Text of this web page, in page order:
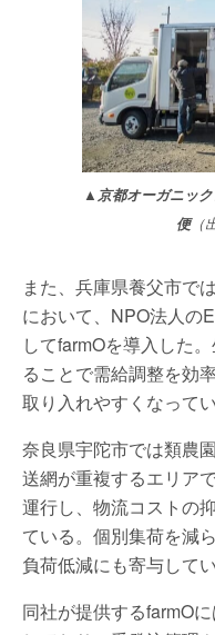
▲京都オーガニッ
便（
また、兵庫県養父市で
において、NPO法人の
してfarmOを導入した
ることで需給調整を効
取り入れやすくなってい
奈良県宇陀市では類農
送網が重複するエリア
運行し、物流コストの
ている。個別集荷を減
負荷低減にも寄与してい
同社が提供するfarmO